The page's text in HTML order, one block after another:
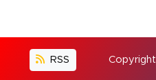
RSS Copyright